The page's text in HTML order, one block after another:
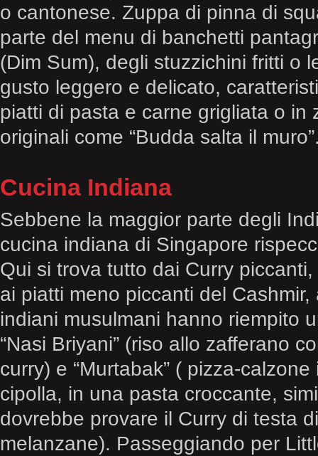
o cantonese. Zuppa di pinna di
parte del menu di banchetti
(Dim Sum), degli stuzzichini fritti o
gusto leggero e delicato,
piatti di pasta e carne grigliata o
originali come “Budda salta il
Cucina Indiana
Sebbene la maggior parte degli
cucina indiana di Singapore
Qui si trova tutto dai Curry
ai piatti meno piccanti del
indiani musulmani hanno riempito
“Nasi Briyani” (riso allo zafferano
curry) e “Murtabak” ( pizza-
cipolla, in una pasta croccante,
dovrebbe provare il Curry di testa
melanzane). Passeggiando per